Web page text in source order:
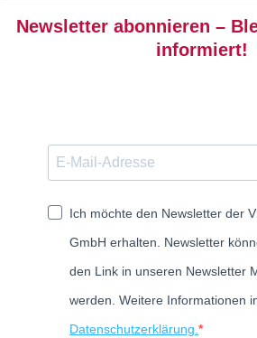
Newsletter abonnieren –
informiert!
Ich möchte den Newsletter der
GmbH erhalten. Newsletter
den Link in unseren Newsletter
werden. Weitere Informationen
Datenschutzerklärung.